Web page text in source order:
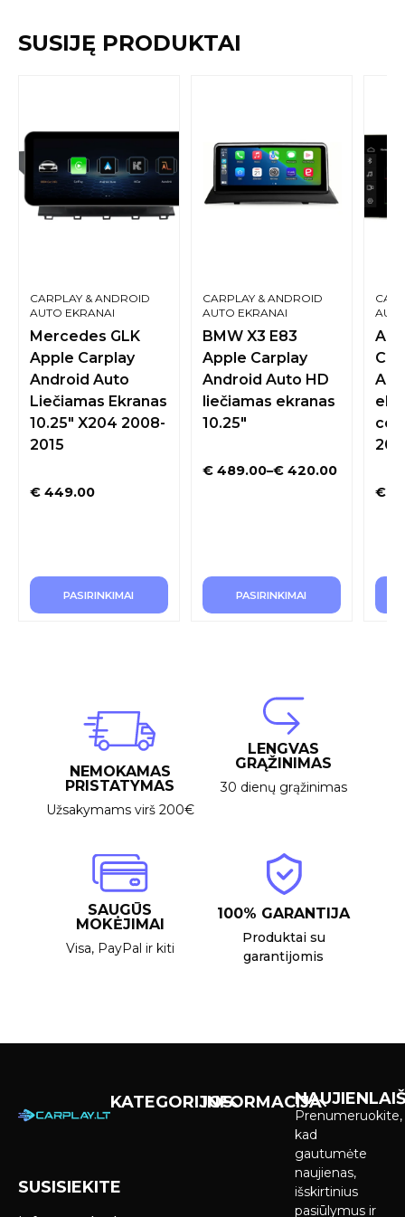
SUSIJĘ PRODUKTAI
CARPLAY & ANDROID
AUTO EKRANAI
Mercedes GLK
Apple Carplay
Android Auto
Liečiamas Ekranas
10.25″ X204 2008-
2015
€ 449.00
PASIRINKIMAI
CARPLAY & ANDROID
AUTO EKRANAI
BMW X3 E83
Apple Carplay
Android Auto HD
liečiamas ekranas
10.25″
€420.00
–
€489.00
PASIRINKIMAI
€
NEMOKAMAS
PRISTATYMAS
Užsakymams virš 200€
LENGVAS
GRĄŽINIMAS
30 dienų grąžinimas
SAUGŪS
MOKĖJIMAI
Visa, PayPal ir kiti
100% GARANTIJA
Produktai su
garantijomis
SUSISIEKITE
KATEGORIJOSINFORMACIJA
Prenumeruokite,
kad
gautumėte
naujienas,
išskirtinius
pasiūlymus ir